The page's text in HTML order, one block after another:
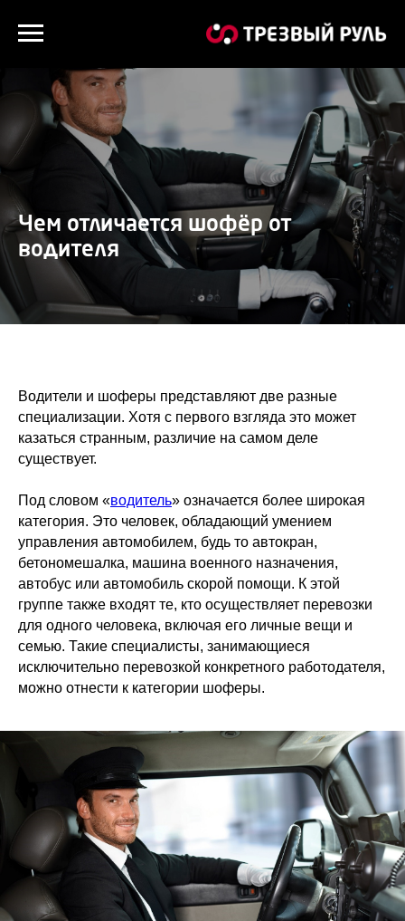
Чем отличается шофёр от
водителя
Водители и шоферы представляют две разные
специализации. Хотя с первого взгляда это может
казаться странным, различие на самом деле
существует.
Под словом «водитель» означается более широкая
категория. Это человек, обладающий умением
управления автомобилем, будь то автокран,
бетономешалка, машина военного назначения,
автобус или автомобиль скорой помощи. К этой
группе также входят те, кто осуществляет перевозки
для одного человека, включая его личные вещи и
семью. Такие специалисты, занимающиеся
исключительно перевозкой конкретного работодателя,
можно отнести к категории шоферы.